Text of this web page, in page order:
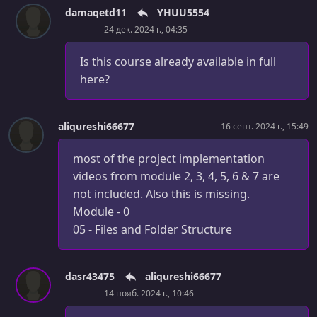
УРОК 55.
Routing Best Practices
00:12:32
Implementing Module 4
00:13:25
Implementing Module 4
УРОК 58.
Implementing Module 4
Implementing Module 4
Introduction to Performance
УРОК 61.
Performance in React
damaqetd11 YHUU5554
24 дек. 2024 г., 04:35
Is this course already available in full
here?
aliqureshi66677 16 сент. 2024 г., 15:49
most of the project implementation
videos from module 2, 3, 4, 5, 6 & 7 are
not included. Also this is missing.
Module - 0
05 - Files and Folder Structure
dasr43475 aliqureshi66677
14 нояб. 2024 г., 10:46